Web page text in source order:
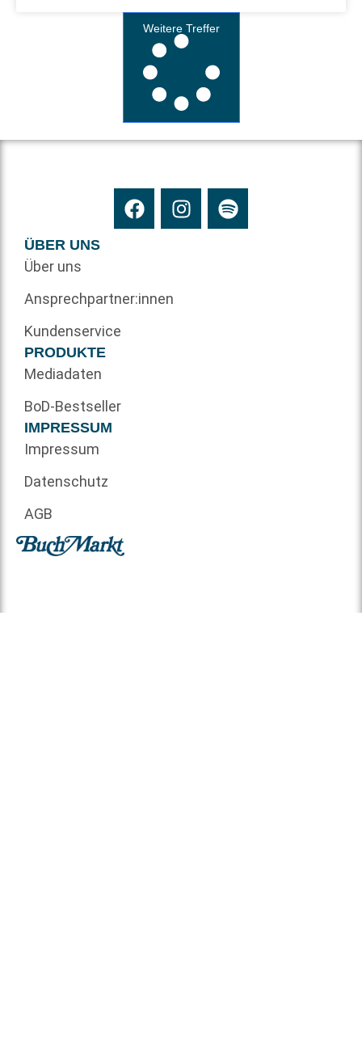
Weitere Treffer
ÜBER UNS
Über uns
Ansprechpartner:innen
Kundenservice
PRODUKTE
Mediadaten
BoD-Bestseller
IMPRESSUM
Impressum
Datenschutz
AGB